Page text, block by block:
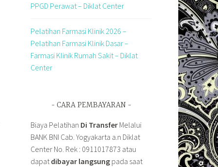
PPGD Perawat – Diklat Center
Pelatihan Farmasi Klinik 2026 –
Pelatihan Farmasi Klinik Dasar –
Farmasi Klinik Rumah Sakit – Diklat
Center
CARA PEMBAYARAN
Biaya Pelatihan Di Transfer Melalui
BANK BNI Cab. Yogyakarta a.n Diklat
Center No. Rek : 0911017873 atau
dapatdibayar langsung pada saat